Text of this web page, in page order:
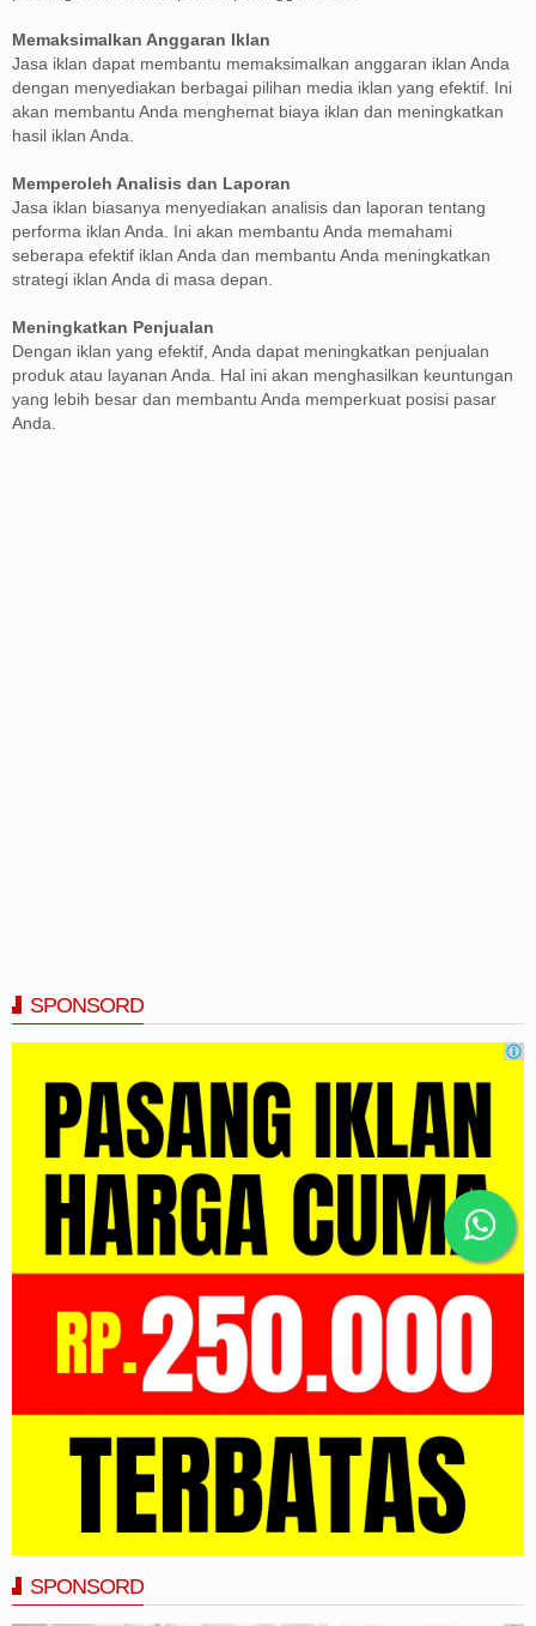
Memaksimalkan Anggaran Iklan
Jasa iklan dapat membantu memaksimalkan anggaran iklan Anda
dengan menyediakan berbagai pilihan media iklan yang efektif. Ini
akan membantu Anda menghemat biaya iklan dan meningkatkan
hasil iklan Anda.
Memperoleh Analisis dan Laporan
Jasa iklan biasanya menyediakan analisis dan laporan tentang
performa iklan Anda. Ini akan membantu Anda memahami
seberapa efektif iklan Anda dan membantu Anda meningkatkan
strategi iklan Anda di masa depan.
Meningkatkan Penjualan
Dengan iklan yang efektif, Anda dapat meningkatkan penjualan
produk atau layanan Anda. Hal ini akan menghasilkan keuntungan
yang lebih besar dan membantu Anda memperkuat posisi pasar
Anda.
SPONSORD
SPONSORD